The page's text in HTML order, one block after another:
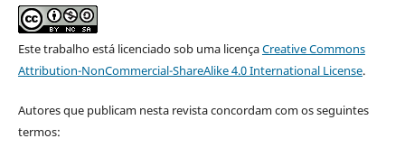
Este trabalho está licenciado sob uma licençaCreative Commons
Attribution-NonCommercial-ShareAlike 4.0 International License.
Autores que publicam nesta revista concordam com os seguintes
termos: